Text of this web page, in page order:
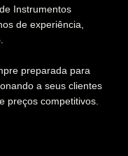
Instrumentos
de experiência,
preparada para
a seus clientes
preços competitivos.